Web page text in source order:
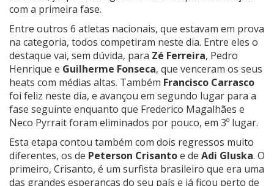
com a primeira fase.
Entre outros 6 atletas nacionais, que estavam em prova
na categoria, todos competiram neste dia. Entre eles o
destaque vai, sem dúvida, para Zé Ferreira, Pedro
Henrique e Guilherme Fonseca, que venceram os seus
heats com médias altas. Também Francisco Carrasco
foi feliz neste dia, e avançou em segundo lugar para a
fase seguinte enquanto que Frederico Magalhães e
Neco Pyrrait foram eliminados por pouco, em 3º lugar.
Esta etapa contou também com dois regressos muito
diferentes, os de Peterson Crisantoe de Adi Gluska. O
primeiro, Crisanto, é um surfista brasileiro que era uma
das grandes esperanças do seu país e já ficou perto de